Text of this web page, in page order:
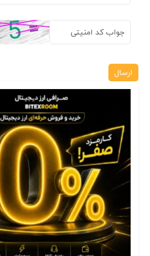
ارسال